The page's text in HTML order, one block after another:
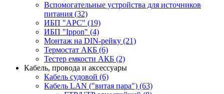
Вспомогательные устройства для источников
питания (32)
ИБП "APC" (19)
ИБП "Ippon" (4)
Монтаж на DIN-рейку (21)
Термостат АКБ (6)
Тестер емкости АКБ (2)
Кабель, провода и аксессуары
Кабель судовой (6)
Кабель LAN ("витая пара") (63)